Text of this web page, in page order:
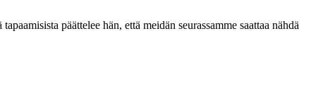
päättelee hän, että meidän seurassamme saattaa nähdä